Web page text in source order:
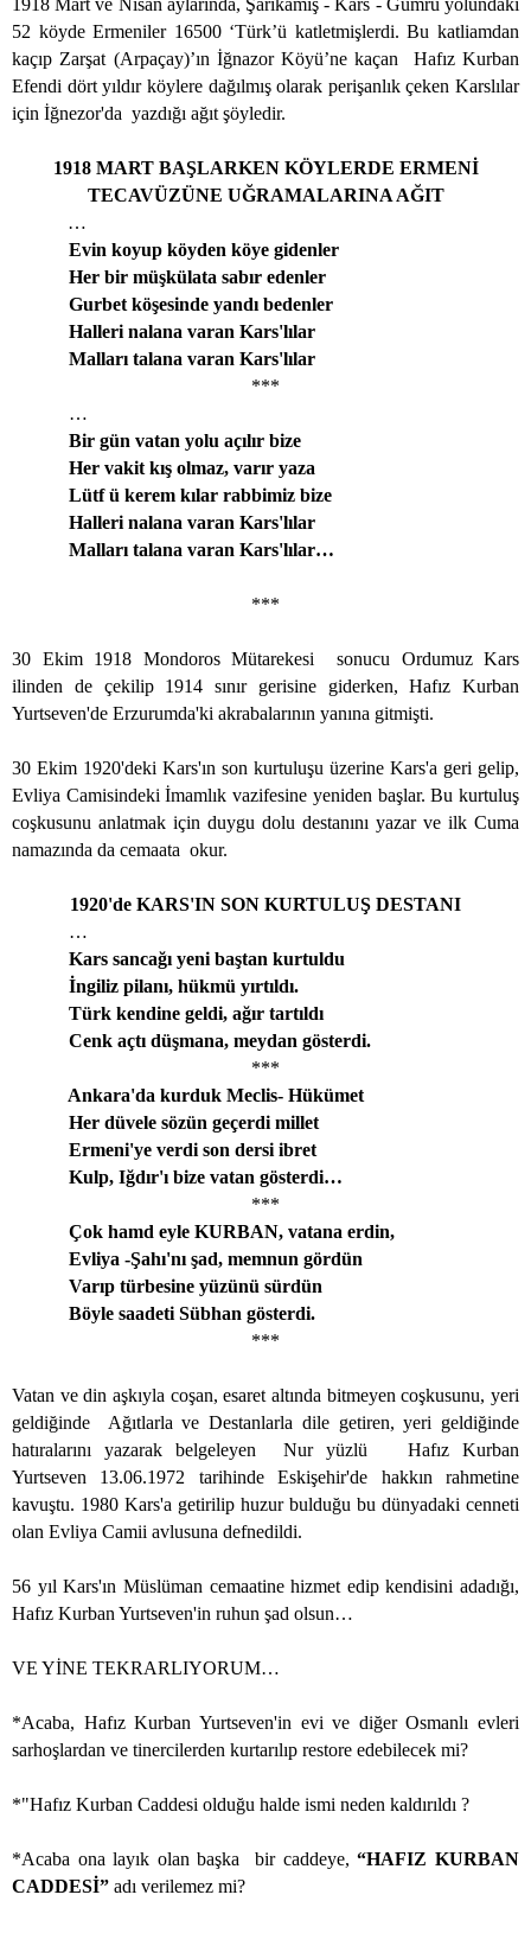
1918 Mart ve Nisan aylarında, Şarıkamış - Kars - Gümrü yolundaki
52 köyde Ermeniler 16500 ‘Türk’ü katletmişlerdi. Bu katliamdan
kaçıp Zarşat (Arpaçay)’ın İğnazor Köyü’ne kaçan
Hafız Kurban
Efendi dört yıldır köylere dağılmış olarak perişanlık çeken Karslılar
için İğnezor'da yazdığı ağıt şöyledir.
1918 MART BAŞLARKEN KÖYLERDE ERMENİ
TECAVÜZÜNE UĞRAMALARINA AĞIT
…
Evin koyup köyden köye gidenler
Her bir müşkülata sabır edenler
Gurbet köşesinde yandı bedenler
Halleri nalana varan Kars'lılar
Malları talana varan Kars'lılar
***
…
Bir gün vatan yolu açılır bize
Her vakit kış olmaz, varır yaza
Lütf ü kerem kılar rabbimiz bize
Halleri nalana varan Kars'lılar
Malları talana varan Kars'lılar…
***
30 Ekim 1918 Mondoros Mütarekesi
sonucu Ordumuz Kars
ilinden de çekilip 1914 sınır gerisine giderken, Hafız Kurban
Yurtseven'de Erzurumda'ki akrabalarının yanına gitmişti.
30 Ekim 1920'deki Kars'ın son kurtuluşu üzerine Kars'a geri gelip,
Evliya Camisindeki İmamlık vazifesine yeniden başlar. Bu kurtuluş
coşkusunu anlatmak için duygu dolu destanını yazar ve ilk Cuma
namazında da cemaata okur.
1920'de KARS'IN SON KURTULUŞ DESTANI
…
Kars sancağı yeni baştan kurtuldu
İngiliz pilanı, hükmü yırtıldı.
Türk kendine geldi, ağır tartıldı
Cenk açtı düşmana, meydan gösterdi.
***
Ankara'da kurduk Meclis- Hükümet
Her düvele sözün geçerdi millet
Ermeni'ye verdi son dersi ibret
Kulp, Iğdır'ı bize vatan gösterdi…
***
Çok hamd eyle KURBAN, vatana erdin,
Evliya -Şahı'nı şad, memnun gördün
Varıp türbesine yüzünü sürdün
Böyle saadeti Sübhan gösterdi.
***
Vatan ve din aşkıyla coşan, esaret altında bitmeyen coşkusunu, yeri
geldiğinde
Ağıtlarla ve Destanlarla dile getiren, yeri geldiğinde
hatıralarını yazarak belgeleyen
Nur yüzlü
Hafız Kurban
Yurtseven 13.06.1972 tarihinde Eskişehir'de hakkın rahmetine
kavuştu. 1980 Kars'a getirilip huzur bulduğu bu dünyadaki cenneti
olan Evliya Camii avlusuna defnedildi.
56 yıl Kars'ın Müslüman cemaatine hizmet edip kendisini adadığı,
Hafız Kurban Yurtseven'in ruhun şad olsun…
VE YİNE TEKRARLIYORUM…
*Acaba, Hafız Kurban Yurtseven'in evi ve diğer Osmanlı evleri
sarhoşlardan ve tinercilerden kurtarılıp restore edebilecek mi?
*"Hafız Kurban Caddesi olduğu halde ismi neden kaldırıldı ?
*Acaba ona layık olan başka bir caddeye,“HAFIZ KURBAN
CADDESİ” adı verilemez mi?